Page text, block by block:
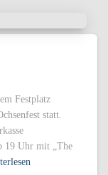
Festplatz
statt.
19 Uhr mit „The